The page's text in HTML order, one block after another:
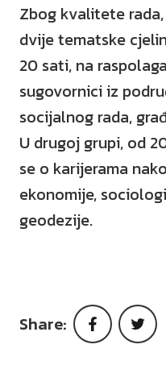
Zbog kvalitete
dvije tematske
20 sati, na
sugovornici iz
socijalnog rada,
U drugoj grupi, od
se o karijerama
ekonomije,
geodezije.
Share: